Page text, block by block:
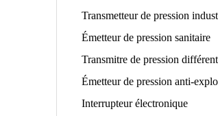
Transmetteur de pression
Émetteur de pression sanitaire
Transmitre de pression
Émetteur de pression anti-
Interrupteur électronique